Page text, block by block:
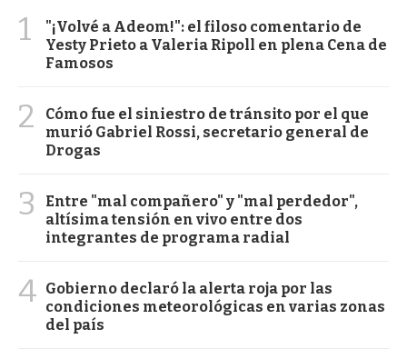
1
"¡Volvé a Adeom!": el filoso comentario de
Yesty Prieto a Valeria Ripoll en plena Cena de
Famosos
2
Cómo fue el siniestro de tránsito por el que
murió Gabriel Rossi, secretario general de
Drogas
3
Entre "mal compañero" y "mal perdedor",
altísima tensión en vivo entre dos
integrantes de programa radial
4 Gobierno declaró la alerta roja por las
condiciones meteorológicas en varias zonas
del país